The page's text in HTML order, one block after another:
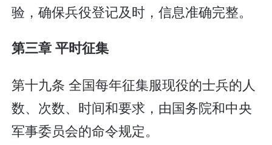
验，确保兵役登记及时，信息准确完整。
第三章 平时征集
第十九条 全国每年征集服现役的士兵的人
数、次数、时间和要求，由国务院和中央
军事委员会的命令规定。